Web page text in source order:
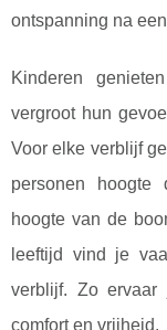
ontspanning na
Kinderen
vergroot hun
Voor elke verblijf
personen
hoogte van de
leeftijd vind je
verblijf. Zo ervaar
comfort en vrijheid.